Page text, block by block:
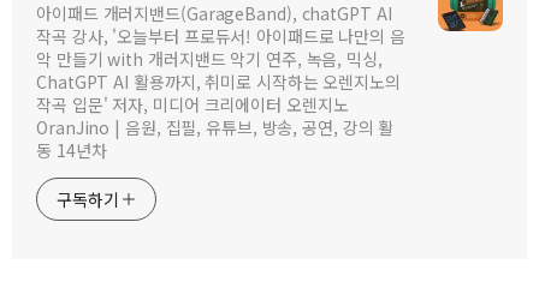
아이패드 개러지밴드(GarageBand), chatGPT AI
작곡 강사, '오늘부터 프로듀서! 아이패드로 나만의 음
악 만들기 with 개러지밴드 악기 연주, 녹음, 믹싱,
ChatGPT AI 활용까지, 취미로 시작하는 오렌지노의
작곡 입문' 저자, 미디어 크리에이터 오렌지노
OranJino | 음원, 집필, 유튜브, 방송, 공연, 강의 활
동 14년차
구독하기